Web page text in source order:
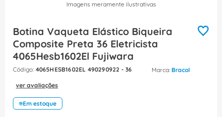
Imagens meramente ilustrativas
Botina Vaqueta Elástico Biqueira
Composite Preta 36 Eletricista
4065Hesb1602El Fujiwara
: 4065HESB1602EL 490290922 - 36 Bracol
ver avaliações
Em estoque